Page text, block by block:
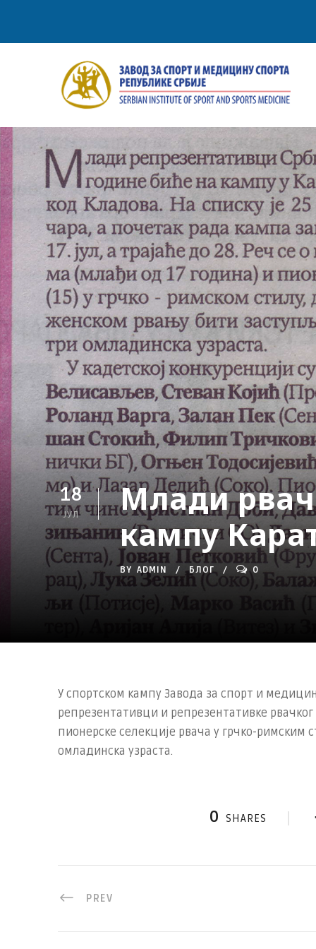
18
ЈУЛ
Млади
кампу
BY ADMIN БЛОГ 0
У спортском кампу Завода за спорт и
репрезентативци и репрезентативке
пионерске селекције рвача у грчко-
омладинска узраста.
0 SHARES
PREV